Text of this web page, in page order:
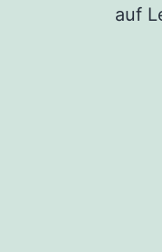
auf